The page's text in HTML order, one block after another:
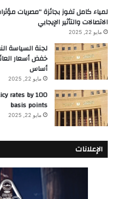
لمياء كامل تفوز بجائزة “مصريات
الاتصالات والتأثير الإيجابي
مايو 22, 2025
لجنة السياسة
أساس
مايو 22, 2025
rates by 100
basis points
مايو 22, 2025
الإعلانات